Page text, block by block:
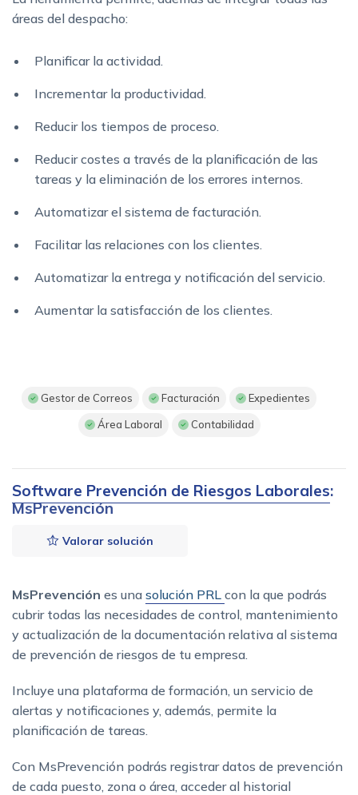
áreas del despacho:
Planificar la actividad.
Incrementar la productividad.
Reducir los tiempos de proceso.
Reducir costes a través de la planificación de las
tareas y la eliminación de los errores internos.
Automatizar el sistema de facturación.
Facilitar las relaciones con los clientes.
Automatizar la entrega y notificación del servicio.
Aumentar la satisfacción de los clientes.
Gestor de Correos Facturación Expedientes
Área Laboral Contabilidad
Software Prevención de Riesgos Laborales:
MsPrevención
Valorar solución
MsPrevención es una solución PRL con la que podrás
cubrir todas las necesidades de control, mantenimiento
y actualización de la documentación relativa al sistema
de prevención de riesgos de tu empresa.
Incluye una plataforma de formación, un servicio de
alertas y notificaciones y, además, permite la
planificación de tareas.
Con MsPrevención podrás registrar datos de prevención
de cada puesto, zona o área, acceder al historial